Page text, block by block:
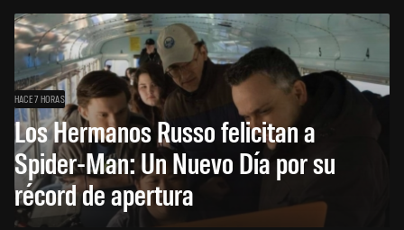
HACE 7 HORAS
Los Hermanos Russo felicitan a
Spider-Man: Un Nuevo Día por su
récord de apertura